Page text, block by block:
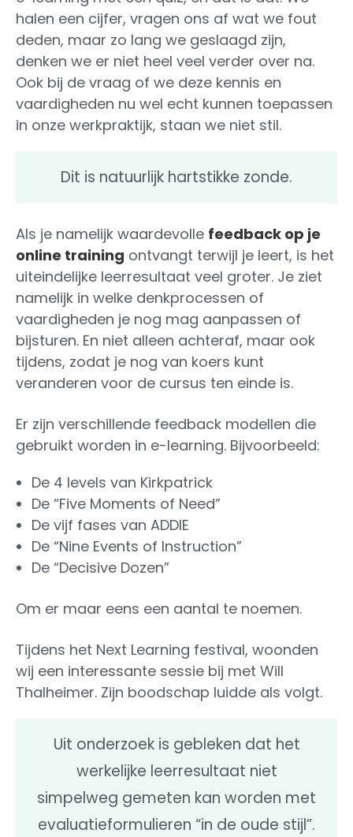
halen een cijfer, vragen ons af wat we fout
deden, maar zo lang we geslaagd zijn,
denken we er niet heel veel verder over na.
Ook bij de vraag of we deze kennis en
vaardigheden nu wel echt kunnen toepassen
in onze werkpraktijk, staan we niet stil.
Dit is natuurlijk hartstikke zonde.
Als je namelijk waardevolle feedback op je
online training ontvangt terwijl je leert, is het
uiteindelijke leerresultaat veel groter. Je ziet
namelijk in welke denkprocessen of
vaardigheden je nog mag aanpassen of
bijsturen. En niet alleen achteraf, maar ook
tijdens, zodat je nog van koers kunt
veranderen voor de cursus ten einde is.
Er zijn verschillende feedback modellen die
gebruikt worden in e-learning. Bijvoorbeeld:
De 4 levels van Kirkpatrick
De “Five Moments of Need”
De vijf fases van ADDIE
De “Nine Events of Instruction”
De “Decisive Dozen”
Om er maar eens een aantal te noemen.
Tijdens het Next Learning festival, woonden
wij een interessante sessie bij met Will
Thalheimer. Zijn boodschap luidde als volgt.
Uit onderzoek is gebleken dat het
werkelijke leerresultaat niet
simpelweg gemeten kan worden met
evaluatieformulieren “in de oude stijl”.